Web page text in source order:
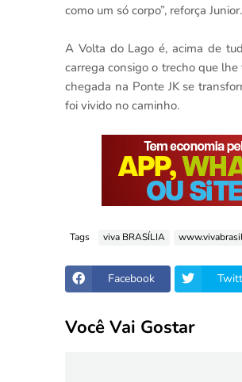
como um só corpo”, reforça Junior.
A Volta do Lago é, acima de
carrega consigo o trecho que
chegada na Ponte JK se
foi vivido no caminho.
Tags viva BRASÍLIA
Facebook
Você Vai Gostar